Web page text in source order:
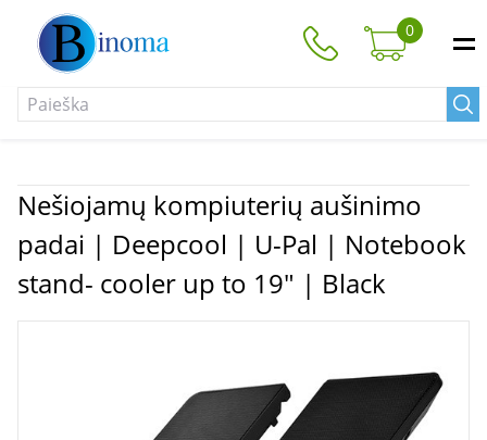
0
Nešiojamų kompiuterių aušinimo
padai | Deepcool | U-Pal | Notebook
stand- cooler up to 19" | Black